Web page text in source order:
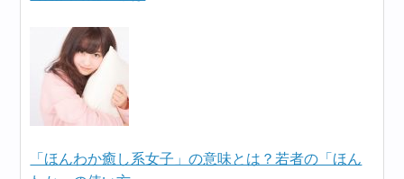
「ほんわか癒し系女子」の意味とは？若者の「ほん